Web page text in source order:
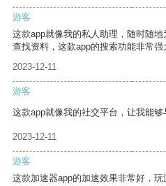
游客
这款app就像我的私人助理，随时随
查找资料，这款app的搜索功能非常强
2023-12-11
游客
这款app就像我的社交平台，让我能够
2023-12-11
游客
这款加速器app的加速效果非常好，